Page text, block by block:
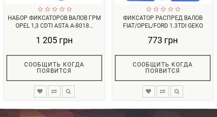
НАБОР ФИКСАТОРОВ ВАЛОВ ГРМ
OPEL 1,3 CDTI ASTA A-8018...
1 205 грн
СООБЩИТЬ КОГДА
ПОЯВИТСЯ
ФИКСАТОР РАСПРЕД ВАЛОВ
FIAT/OPEL/FORD 1.3TDI GEKO
773 грн
СООБЩИТЬ КОГДА
ПОЯВИТСЯ